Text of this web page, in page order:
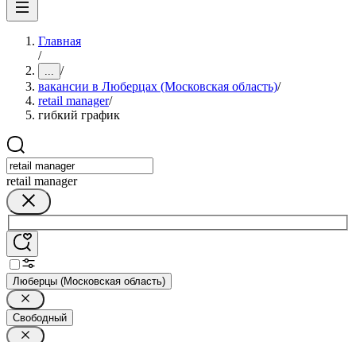
Главная
/
... /
вакансии в Люберцах (Московская область)/
retail manager/
гибкий график
retail manager
Люберцы (Московская область)
Свободный